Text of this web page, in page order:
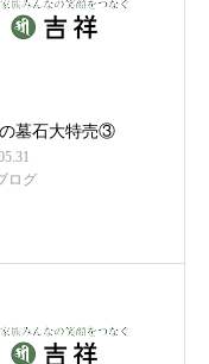
墓石大特売③
ログ